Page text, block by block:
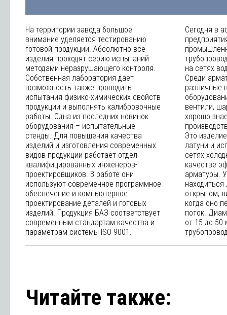
На территории завода большое
внимание уделяется тестированию
готовой продукции. Абсолютно все
изделия проходят серию испытаний
методами неразрушающего контроля.
Собственная лаборатория дает
возможность также проводить
испытания физико-химических свойств
продукции и выполнять калибровочные
работы. Одна из последних новинок
оборудования – испытательные
стенды. Для повышения качества
изделий и изготовления современных
видов продукции работает отдел
квалифицированных инженеров-
проектировщиков. В работе они
используют современное программное
обеспечение и компьютерное
проектирование деталей и готовых
изделий. Продукция БАЗ соответствует
современным стандартам качества и
параметрам системы ISO 9001.
Сегодня в
на сетях
Среди
различные
вентили,
хорошо
Это
латуни и
сетях
качестве
арматуры.
открытом,
когда оно
поток.
от 15 до 50
Читайте также: